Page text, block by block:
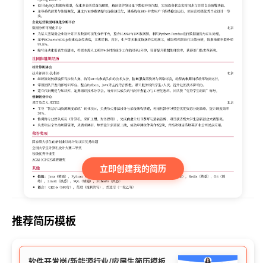
立即创建我的简历
推荐简历模板
软件开发岗/新能源行业/应届生简历模板